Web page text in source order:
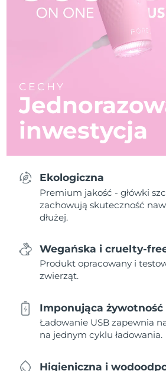
CECHY
inwestycja
Ekologiczna
Premium jakość - główki
zachowują skuteczność
dłużej.
Wegańska i cruelty-
Produkt opracowany i
zwierząt.
Imponująca
Ładowanie USB zapewnia
na jednym cyklu ładowania.
Higieniczna i